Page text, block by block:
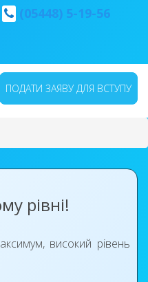
(05448) 5-19-56
ПОДАТИ ЗАЯВУ ДЛЯ ВСТУПУ
рівні!
високий рівень